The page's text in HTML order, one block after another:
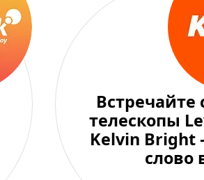
Встречайте
телескопы
Kelvin Bright
слово